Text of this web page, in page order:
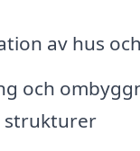
av hus
och
strukturer